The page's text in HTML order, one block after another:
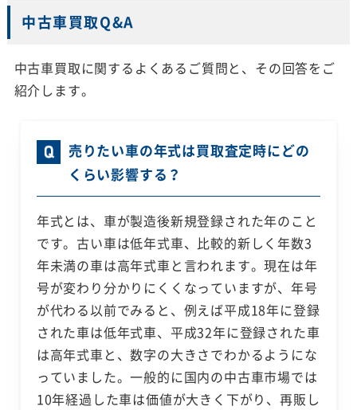
中古車買取Q&A
中古車買取に関するよくあるご質問と、その回答をご
紹介します。
売りたい車の年式は買取査定時にどの
くらい影響する？
年式とは、車が製造後新規登録された年のこと
です。古い車は低年式車、比較的新しく年数3
年未満の車は高年式車と言われます。現在は年
号が変わり分かりにくくなっていますが、年号
が代わる以前でみると、例えば平成18年に登録
された車は低年式車、平成32年に登録された車
は高年式車と、数字の大きさでわかるようにな
っていました。一般的に国内の中古車市場では
10年経過した車は価値が大きく下がり、再販し